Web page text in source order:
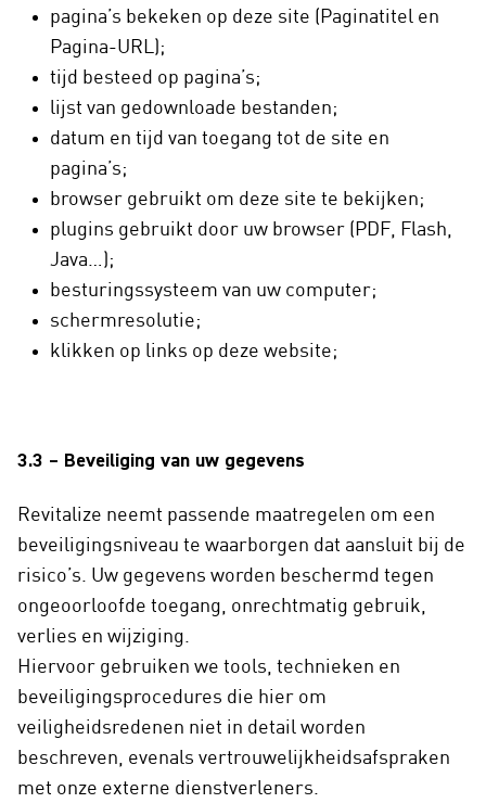
pagina’s bekeken op deze site (Paginatitel en
Pagina-URL);
tijd besteed op pagina’s;
lijst van gedownloade bestanden;
datum en tijd van toegang tot de site en
pagina’s;
browser gebruikt om deze site te bekijken;
plugins gebruikt door uw browser (PDF, Flash,
Java…);
besturingssysteem van uw computer;
schermresolutie;
klikken op links op deze website;
3.3 – Beveiliging van uw gegevens
Revitalize neemt passende maatregelen om een
beveiligingsniveau te waarborgen dat aansluit bij de
risico’s. Uw gegevens worden beschermd tegen
ongeoorloofde toegang, onrechtmatig gebruik,
verlies en wijziging.
Hiervoor gebruiken we tools, technieken en
beveiligingsprocedures die hier om
veiligheidsredenen niet in detail worden
beschreven, evenals vertrouwelijkheidsafspraken
met onze externe dienstverleners.